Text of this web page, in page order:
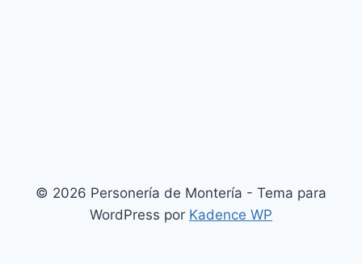
© 2026 Personería de Montería - Tema para
WordPress por Kadence WP